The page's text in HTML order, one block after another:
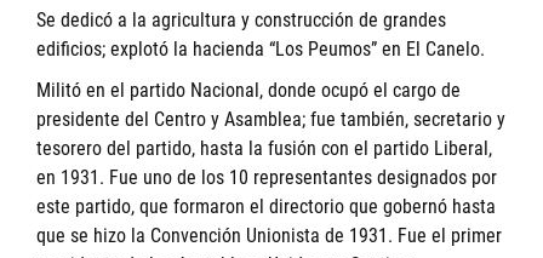
Se dedicó a la agricultura y construcción de grandes
edificios; explotó la hacienda “Los Peumos” en El Canelo.
Militó en el partido Nacional, donde ocupó el cargo de
presidente del Centro y Asamblea; fue también, secretario y
tesorero del partido, hasta la fusión con el partido Liberal,
en 1931. Fue uno de los 10 representantes designados por
este partido, que formaron el directorio que gobernó hasta
que se hizo la Convención Unionista de 1931. Fue el primer